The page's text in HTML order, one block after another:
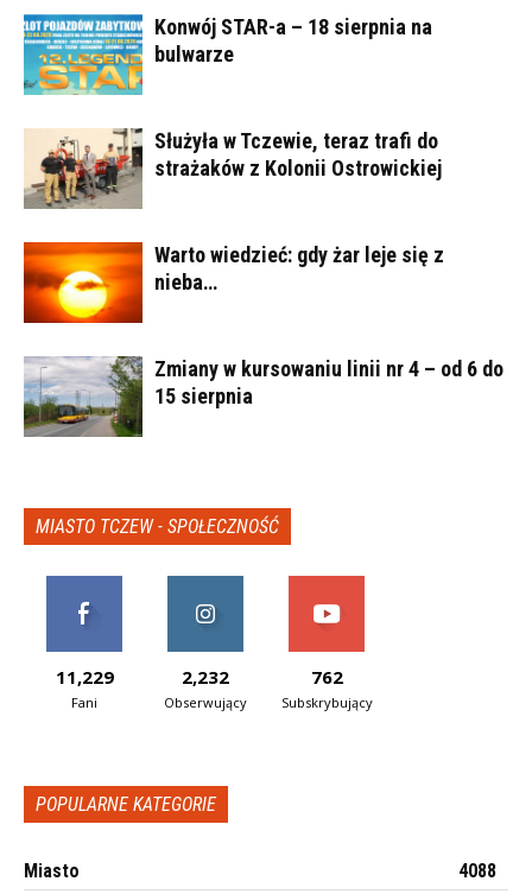
Konwój STAR-a – 18 sierpnia na
bulwarze
Służyła w Tczewie, teraz trafi do
strażaków z Kolonii Ostrowickiej
Warto wiedzieć: gdy żar leje się z
nieba…
Zmiany w kursowaniu linii nr 4 – od 6 do
15 sierpnia
MIASTO TCZEW - SPOŁECZNOŚĆ
11,229
Fani
2,232
Obserwujący
762
Subskrybujący
POPULARNE KATEGORIE
Miasto
4088